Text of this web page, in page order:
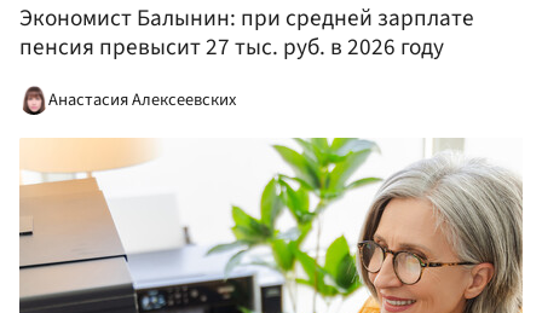
Экономист Балынин: при средней зарплате
пенсия превысит 27 тыс. руб. в 2026 году
Анастасия Алексеевских